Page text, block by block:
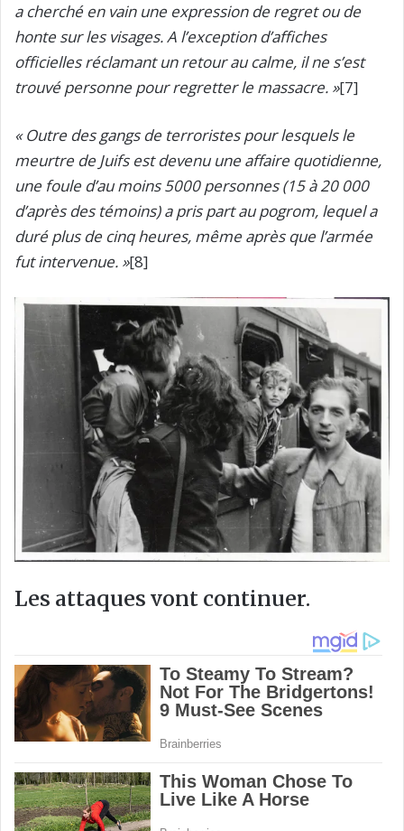
a cherché en vain une expression de regret ou de
honte sur les visages. A l’exception d’affiches
officielles réclamant un retour au calme, il ne s’est
trouvé personne pour regretter le massacre. »[7]
« Outre des gangs de terroristes pour lesquels le
meurtre de Juifs est devenu une affaire quotidienne,
une foule d’au moins 5000 personnes (15 à 20 000
d’après des témoins) a pris part au pogrom, lequel a
duré plus de cinq heures, même après que l’armée
fut intervenue. »[8]
Les attaques vont continuer.